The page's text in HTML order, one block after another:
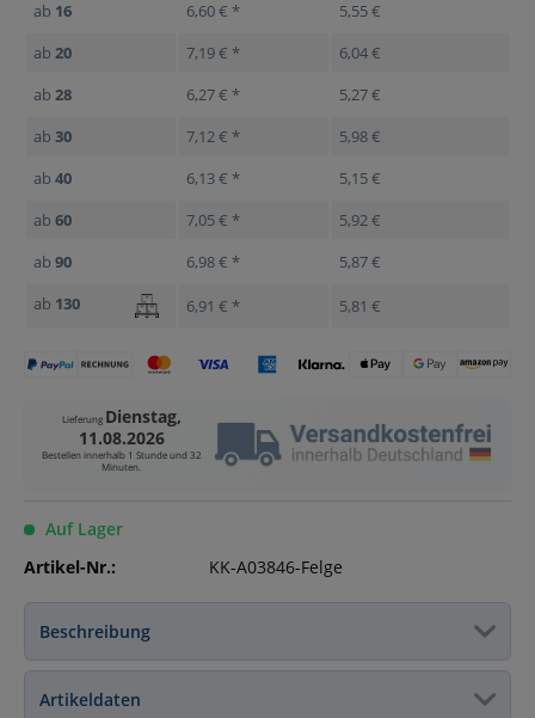
ab 16 6,60 € *
5,55 €
ab 20 7,19 € *
6,04 €
ab 28 6,27 € *
5,27 €
ab 30 7,12 € *
5,98 €
ab 40 6,13 € *
5,15 €
ab 60 7,05 € *
5,92 €
ab 90 6,98 € *
5,87 €
ab 130 6,91 € * 5,81 €
Lieferung Dienstag,
11.08.2026
Bestellen innerhalb 1 Stunde und 32
Minuten.
Auf Lager
Artikel-Nr.:
KK-A03846-Felge
Beschreibung
Artikeldaten